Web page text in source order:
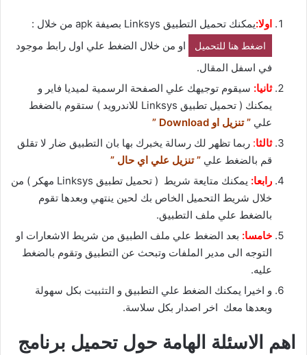
اولا:يمكنك تحميل التطبيق Linksys بصيفة apk من خلال :
اضغط هنا للتحميل
او من خلال الضغط علي اول رابط موجود
في اسفل المقال.
ثانيا: سيقوم توجيهك علي الصفحة الرسمية لميديا فاير و
يمكنك ( تحميل تطبيق Linksys للاندرويد ) ستقوم بالضغط
علي ” تنزيل او Download ”
ثالثا: ربما تظهر لك رسالة يخبرك بها بان التطبيق ضار لا تقلق
قم بالضغط علي ” تنزيل علي اي حال ”
رابعا:
يمكنك متايعة شريط ( تحميل تطبيق Linksys مهكر ) من
خلال شريط التحميل الخاص بك لحين ينتهي وبعدها تقوم
بالضغط علي ملف التطبيق.
خامسا: بعد الضغط علي ملف الطبيق من شريط الاشعارات او
التوجه الى مدير الملفات وتبحث عن التطبيق وتقوم بالضغط
عليه.
و اخيرا يمكنك الضغط علي التطبيق و التثبيت بكل سهولة
وبعدها معك اخر اصدار بكل سلاسة.
اهم الاسئلة الهامة حول تحميل برنامج